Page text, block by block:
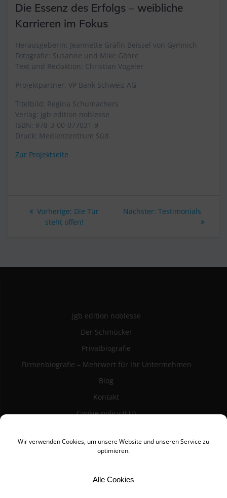
Wir verwenden Cookies, um unsere Website und unseren Service zu
optimieren.
Alle Cookies
Die Essenz des Erfolgs – weibliche
Karrieren im Fokus
Herausgeberin; Jeannette Gräfin Beissel von Gymnich
Fotografie: Susanne und Mike Göhre
Text und Redaktion: Christian Vogeler
Projektpartner: VP Bank Schweiz AG
Titelbild: Regina Schumachers
Verlag: jgb edition noblesse
ISBN: 978-3-00-077031-9
Druck: Medienzentrum Süd
Zur Projektseite
Beitragsnavigation
Vorherige: Vorheriger
Beitrag:
Die Tür
steht offen!
Nächster: Nächster
Testimonials
jgb edition noblesse
Der Schmücker
Privatbiografie
Firmenbiografie – Mehrwert für Ihr Untermehmen
Blog
Kontakt
Cookie policy (EU)
Impressum